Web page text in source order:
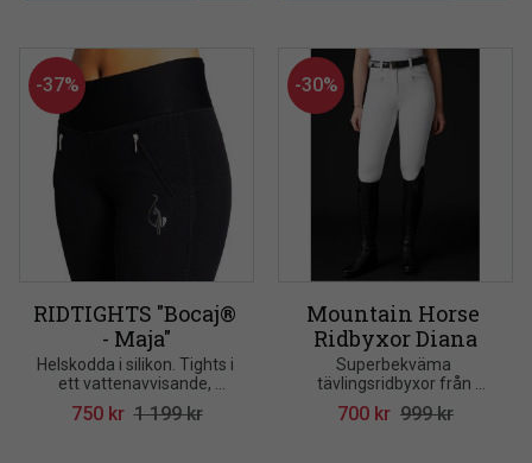
RIDTIGHTS "Bocaj®
- Maja"
Helskodda i silikon. Tights i
ett vattenavvisande,
kraftigare material som är
ogenomskinligt och
750kr 1 199kr
37%
Mountain Horse
Ridbyxor Diana
Superbekväma
tävlingsridbyxor från
Mountain Horse
700 kr 999kr
30%